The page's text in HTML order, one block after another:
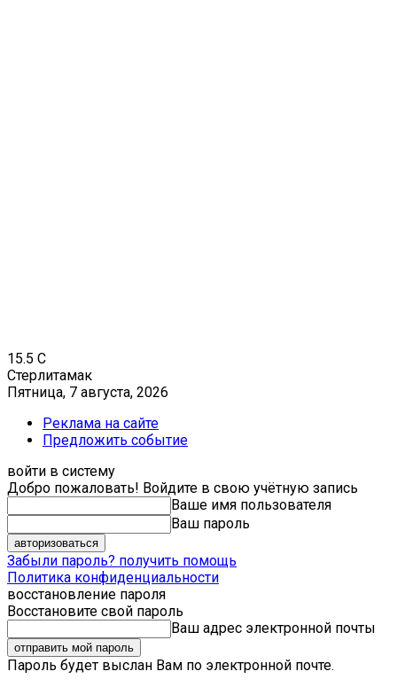
15.5 C
Стерлитамак
Пятница, 7 августа, 2026
Реклама на сайте
Предложить событие
войти в систему
Добро пожаловать! Войдите в свою учётную запись
Ваше имя пользователя
Ваш пароль
Забыли пароль? получить помощь
Политика конфиденциальности
восстановление пароля
Восстановите свой пароль
Ваш адрес электронной почты
Пароль будет выслан Вам по электронной почте.